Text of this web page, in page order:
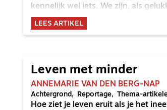
kennelijk wel iets. We zijn, als
zoek naar geluk, misschien wel
Wat heeft geluk met zingeving te
LEES ARTIKEL
Leven met minder
ANNEMARIE VAN DEN BERG-NAP
Achtergrond Reportage Thema-
Hoe ziet je leven eruit als je het